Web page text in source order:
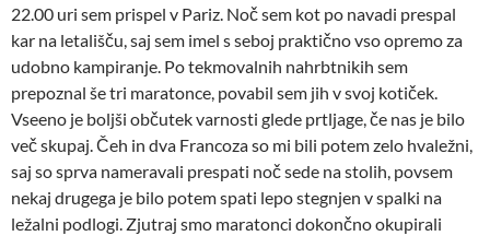
22.00 uri sem prispel v Pariz. Noč sem kot po navadi prespal
kar na letališču, saj sem imel s seboj praktično vso opremo za
udobno kampiranje. Po tekmovalnih nahrbtnikih sem
prepoznal še tri maratonce, povabil sem jih v svoj kotiček.
Vseeno je boljši občutek varnosti glede prtljage, če nas je bilo
več skupaj. Čeh in dva Francoza so mi bili potem zelo hvaležni,
saj so sprva nameravali prespati noč sede na stolih, povsem
nekaj drugega je bilo potem spati lepo stegnjen v spalki na
ležalni podlogi. Zjutraj smo maratonci dokončno okupirali